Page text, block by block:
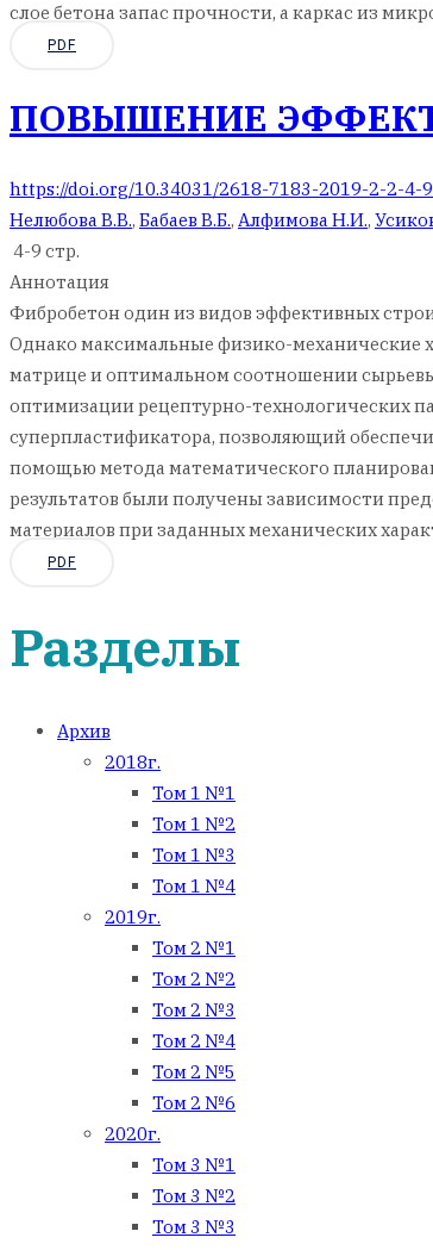
слое бетона запас прочности, а каркас из
PDF
ПОВЫШЕНИЕ
https://doi.org/10.34031/2618-7183-2019-2-2-4-9
Нелюбова В.В., Бабаев В.Б., Алфимова Н.И.,
4-9 стр.
Аннотация
Фибробетон один из видов эффективных
Однако максимальные физико-механические
матрице и оптимальном соотношении
оптимизации рецептурно-технологических
суперпластификатора, позволяющий
помощью метода математического
результатов были получены зависимости
материалов при заданных механических
PDF
Разделы
Архив
2018г.
Том 1 №1
Том 1 №2
Том 1 №3
Том 1 №4
2019г.
Том 2 №1
Том 2 №2
Том 2 №3
Том 2 №4
Том 2 №5
Том 2 №6
2020г.
Том 3 №1
Том 3 №2
Том 3 №3